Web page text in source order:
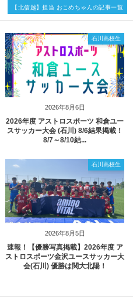
2026年8月6日
石川高校生
2026年度 アストロスポーツ 和倉ユー
スサッカー大会 (石川) 8/6結果掲載！
8/7～8/10結...
2026年8月5日
石川高校生
速報！【優勝写真掲載】2026年度 ア
ストロスポーツ金沢ユースサッカー大
会(石川) 優勝は関大北陽！
【北信越】担当 おこめちゃんの記事一覧